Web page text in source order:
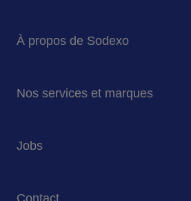
À propos de Sodexo
Notre mission et ambition
Nos services et marques
Nos marques
Jobs
Contact